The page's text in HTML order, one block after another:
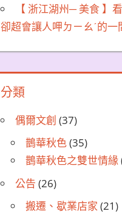
【 浙江湖州─ 美食 】
卻超會讓人呷ㄉㄧㄠˊ的一
分類
偶爾文創 (37)
鵲華秋色(35)
鵲華秋色之雙世情緣
公告 (26)
搬遷、歇業店家 (21)